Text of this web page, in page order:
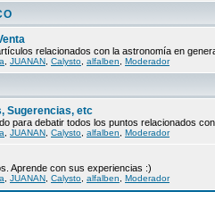
relacionados con la astronomía en
JUANAN Calysto alfalben Moderador
Sugerencias, etc
para debatir todos los puntos relacionados
JUANAN Calysto alfalben Moderador
Aprende con sus experiencias :)
JUANAN Calysto alfalben Moderador